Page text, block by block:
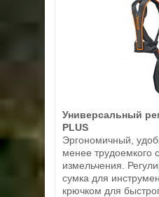
Универсальный
PLUS
Эргономичный,
менее трудоемкого
измельчения.
сумка для
крючком для